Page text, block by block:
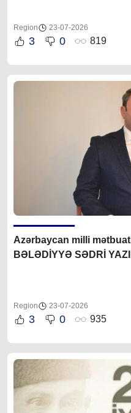
Region 23-07-2026
3 0 819
Azərbaycan milli
BƏLƏDİYYƏ SƏDRİ
Region 23-07-2026
3 0 935